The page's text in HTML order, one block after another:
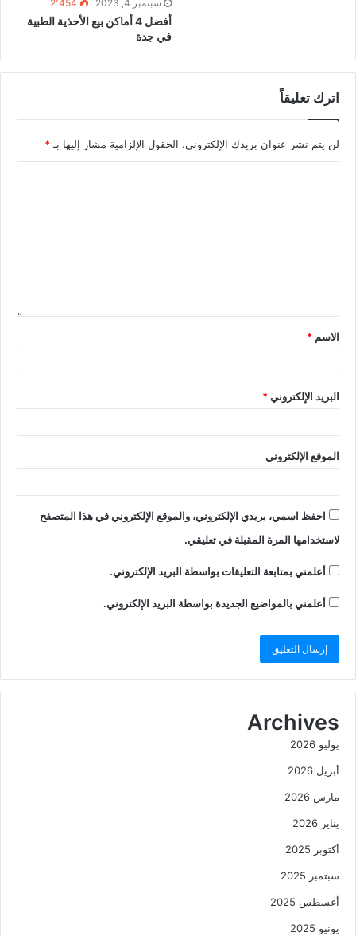
سبتمبر 4, 2023 2٬454
أفضل 4 أماكن بيع الأحذية الطبية
في جدة
اترك تعليقاً
لن يتم نشر عنوان بريدك الإلكتروني. الحقول الإلزامية مشار إليها بـ*
الاسم *
البريد الإلكتروني*
الموقع الإلكتروني
احفظ اسمي، بريدي الإلكتروني، والموقع الإلكتروني في هذا المتصفح
لاستخدامها المرة المقبلة في تعليقي.
أعلمني بمتابعة التعليقات بواسطة البريد الإلكتروني.
أعلمني بالمواضيع الجديدة بواسطة البريد الإلكتروني.
Archives
يوليو 2026
أبريل 2026
مارس 2026
يناير 2026
أكتوبر 2025
سبتمبر 2025
أغسطس 2025
يونيو 2025